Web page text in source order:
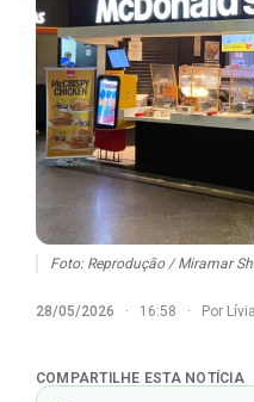
Foto: Reprodução / Miramar
28/05/2026 · 16:58 · Por
COMPARTILHE ESTA NOTÍCIA